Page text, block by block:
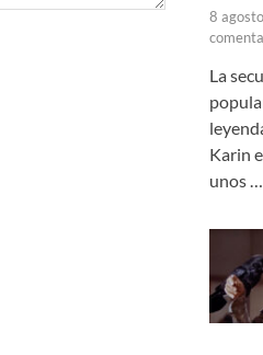
8
La
Karin
unos …